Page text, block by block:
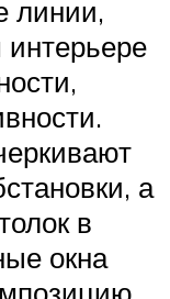
линии,
интерьере
а
в
окна